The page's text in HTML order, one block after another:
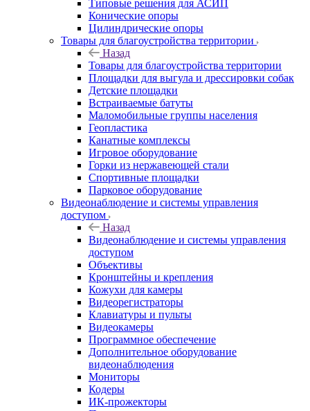
Типовые решения для АСИП
Конические опоры
Цилиндрические опоры
Товары для благоустройства территории
Назад
Товары для благоустройства территории
Площадки для выгула и дрессировки собак
Детские площадки
Встраиваемые батуты
Маломобильные группы населения
Геопластика
Канатные комплексы
Игровое оборудование
Горки из нержавеющей стали
Спортивные площадки
Парковое оборудование
Видеонаблюдение и системы управления
доступом
Назад
Видеонаблюдение и системы управления
доступом
Объективы
Кронштейны и крепления
Кожухи для камеры
Видеорегистраторы
Клавиатуры и пульты
Видеокамеры
Программное обеспечение
Дополнительное оборудование
видеонаблюдения
Мониторы
Кодеры
ИК-прожекторы